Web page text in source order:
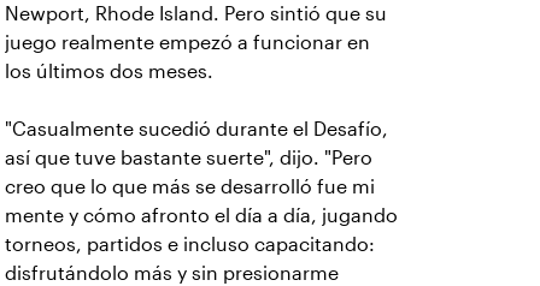
Newport, Rhode Island. Pero sintió que su
juego realmente empezó a funcionar en
los últimos dos meses.
"Casualmente sucedió durante el Desafío,
así que tuve bastante suerte", dijo. "Pero
creo que lo que más se desarrolló fue mi
mente y cómo afronto el día a día, jugando
torneos, partidos e incluso capacitando:
disfrutándolo más y sin presionarme